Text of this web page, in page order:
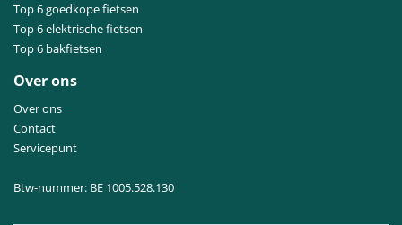
Top 6 goedkope fietsen
Top 6 elektrische fietsen
Top 6 bakfietsen
Over ons
Over ons
Contact
Servicepunt
Btw-nummer: BE 1005.528.130